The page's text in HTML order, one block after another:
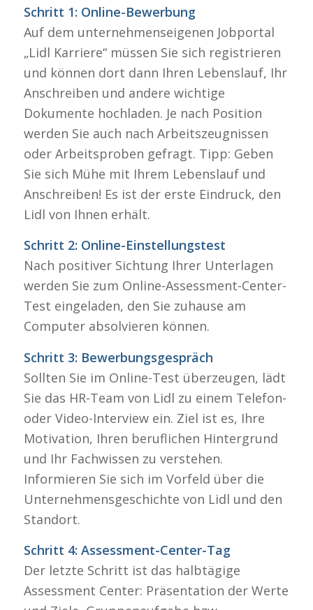
Schritt 1: Online-Bewerbung
Auf dem unternehmenseigenen Jobportal
„Lidl Karriere“ müssen Sie sich registrieren
und können dort dann Ihren Lebenslauf, Ihr
Anschreiben und andere wichtige
Dokumente hochladen. Je nach Position
werden Sie auch nach Arbeitszeugnissen
oder Arbeitsproben gefragt. Tipp: Geben
Sie sich Mühe mit Ihrem Lebenslauf und
Anschreiben! Es ist der erste Eindruck, den
Lidl von Ihnen erhält.
Schritt 2: Online-Einstellungstest
Nach positiver Sichtung Ihrer Unterlagen
werden Sie zum Online-Assessment-Center-
Test eingeladen, den Sie zuhause am
Computer absolvieren können.
Schritt 3: Bewerbungsgespräch
Sollten Sie im Online-Test überzeugen, lädt
Sie das HR-Team von Lidl zu einem Telefon-
oder Video-Interview ein. Ziel ist es, Ihre
Motivation, Ihren beruflichen Hintergrund
und Ihr Fachwissen zu verstehen.
Informieren Sie sich im Vorfeld über die
Unternehmensgeschichte von Lidl und den
Standort.
Schritt 4: Assessment-Center-Tag
Der letzte Schritt ist das halbtägige
Assessment Center: Präsentation der Werte